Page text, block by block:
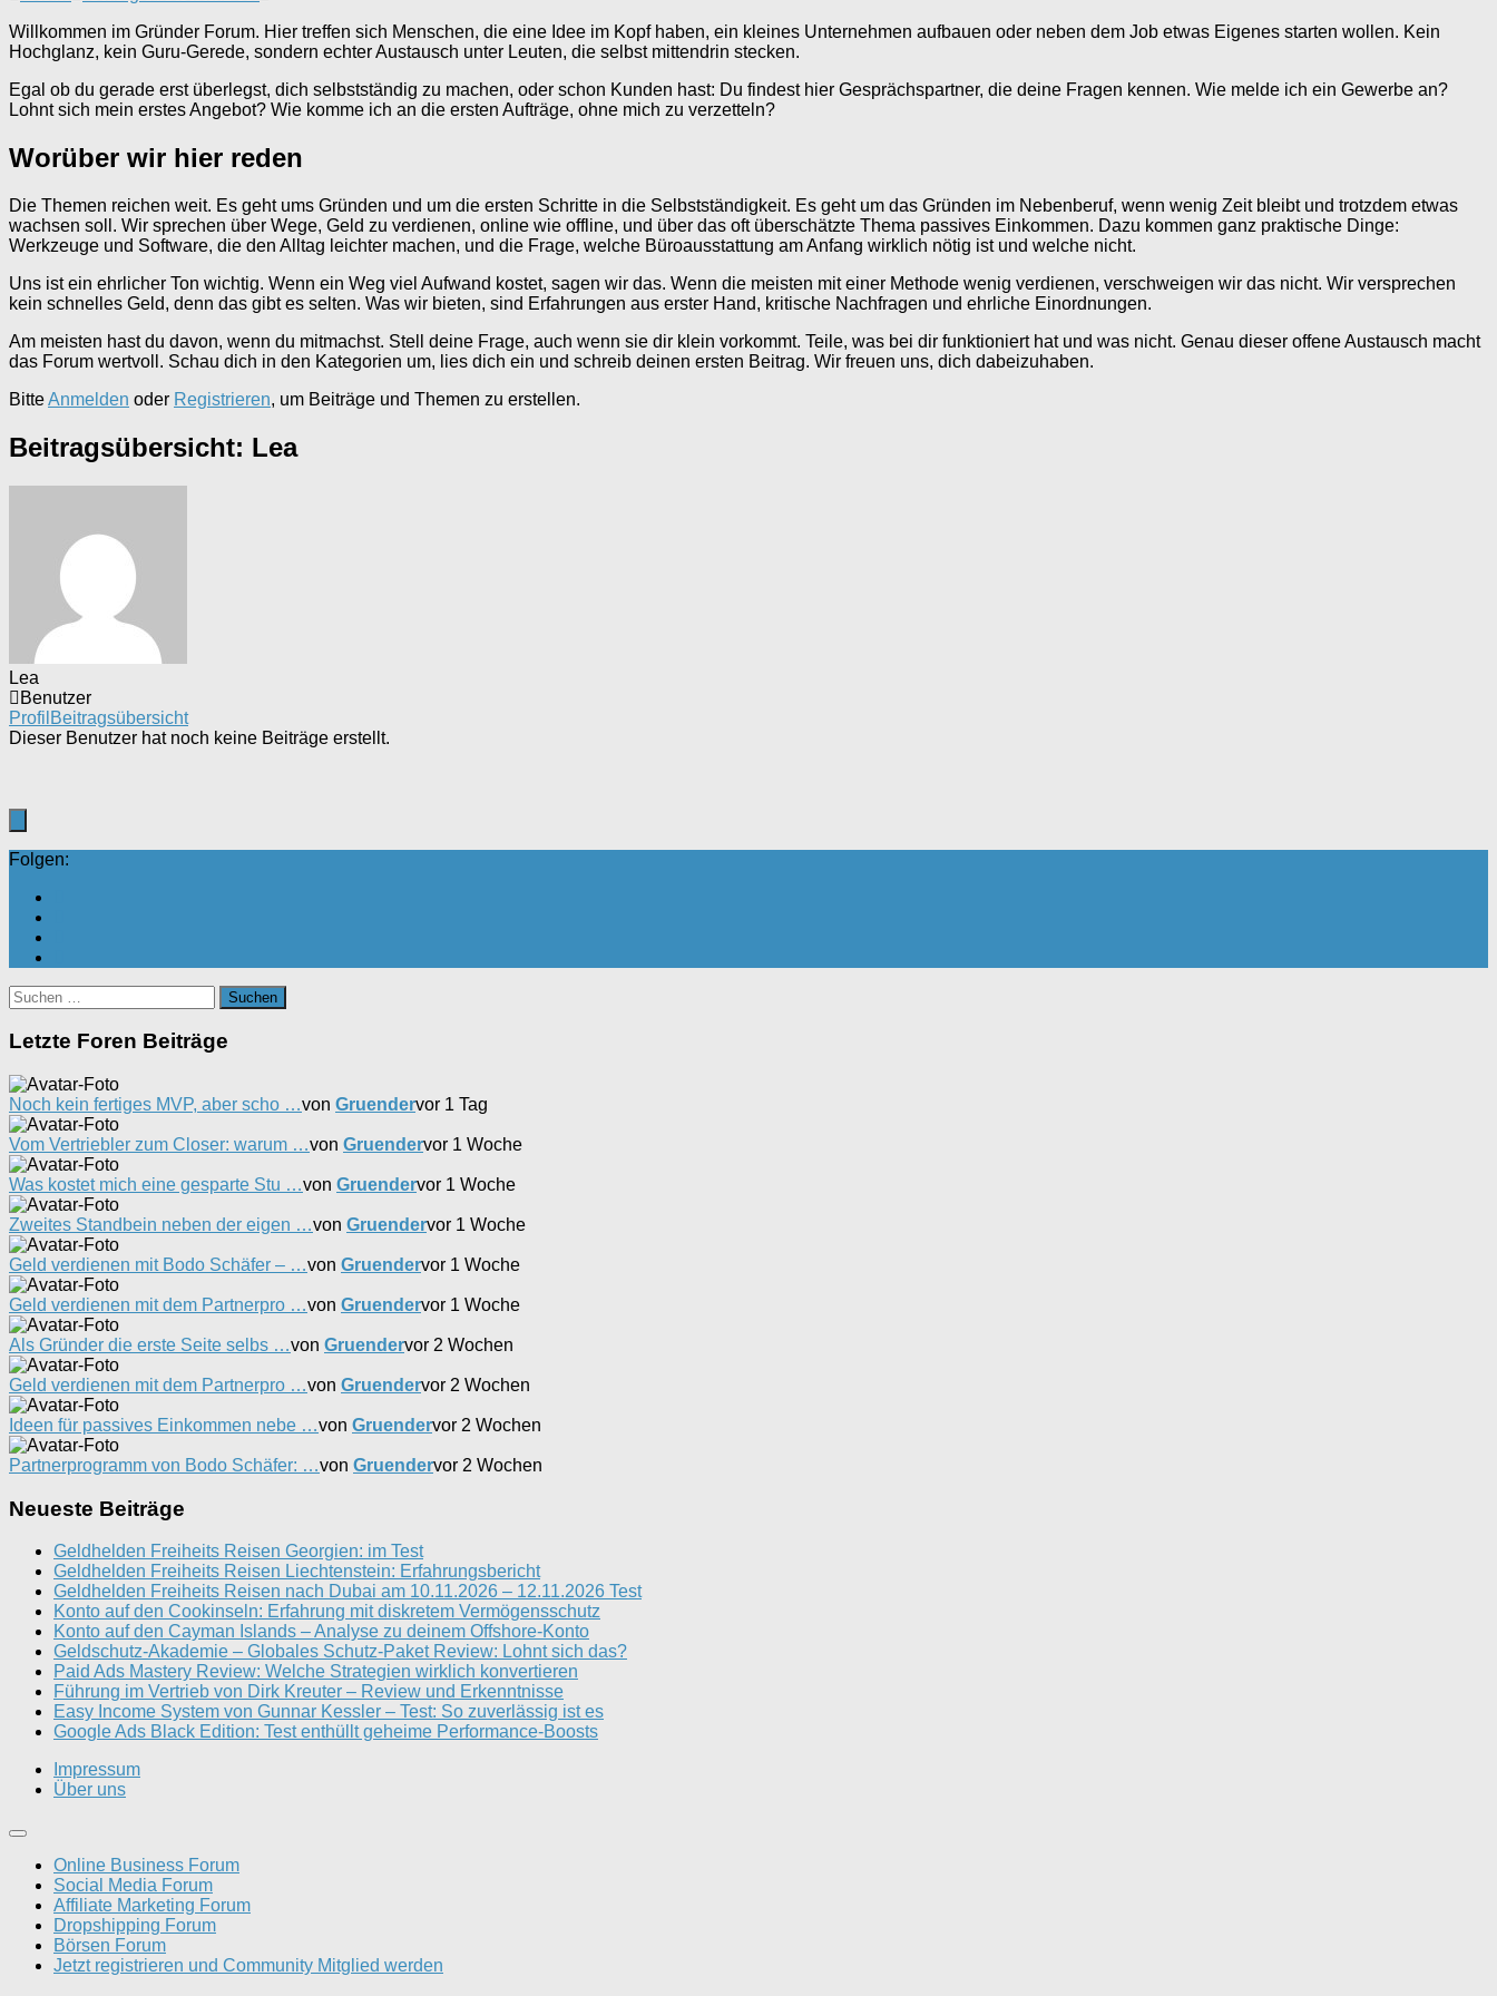
-
Du
hier:
Willkommen im Gründer Forum. Hier treffen sich Menschen, die eine Idee im Kopf haben, ein kleines Unternehmen aufbauen oder neben dem Job etwas Eigenes starten wollen. Kein
Hochglanz, kein Guru-Gerede, sondern echter Austausch unter Leuten, die selbst mittendrin stecken.
Egal ob du gerade erst überlegst, dich selbstständig zu machen, oder schon Kunden hast: Du findest hier Gesprächspartner, die deine Fragen kennen. Wie melde ich ein Gewerbe an?
Lohnt sich mein erstes Angebot? Wie komme ich an die ersten Aufträge, ohne mich zu verzetteln?
Worüber wir hier reden
Die Themen reichen weit. Es geht ums Gründen und um die ersten Schritte in die Selbstständigkeit. Es geht um das Gründen im Nebenberuf, wenn wenig Zeit bleibt und trotzdem etwas
wachsen soll. Wir sprechen über Wege, Geld zu verdienen, online wie offline, und über das oft überschätzte Thema passives Einkommen. Dazu kommen ganz praktische Dinge:
Werkzeuge und Software, die den Alltag leichter machen, und die Frage, welche Büroausstattung am Anfang wirklich nötig ist und welche nicht.
Uns ist ein ehrlicher Ton wichtig. Wenn ein Weg viel Aufwand kostet, sagen wir das. Wenn die meisten mit einer Methode wenig verdienen, verschweigen wir das nicht. Wir versprechen
kein schnelles Geld, denn das gibt es selten. Was wir bieten, sind Erfahrungen aus erster Hand, kritische Nachfragen und ehrliche Einordnungen.
Am meisten hast du davon, wenn du mitmachst. Stell deine Frage, auch wenn sie dir klein vorkommt. Teile, was bei dir funktioniert hat und was nicht. Genau dieser offene Austausch macht
das Forum wertvoll. Schau dich in den Kategorien um, lies dich ein und schreib deinen ersten Beitrag. Wir freuen uns, dich dabeizuhaben.
BitteAnmelden oder Registrieren, um Beiträge und Themen zu erstellen.
Beitragsübersicht: Lea
Lea
Benutzer
Profil Beitragsübersicht
Dieser Benutzer hat noch keine Beiträge erstellt.
Folgen:
Suchen
nach:
Letzte Foren Beiträge
Noch kein fertiges MVP, aber scho …von Gruendervor 1 Tag
Vom Vertriebler zum Closer: warum …von Gruendervor 1 Woche
Was kostet mich eine gesparte Stu …von Gruendervor 1 Woche
Zweites Standbein neben der eigen …von Gruendervor 1 Woche
Geld verdienen mit Bodo Schäfer – …von Gruendervor 1 Woche
Geld verdienen mit dem Partnerpro …von Gruendervor 1 Woche
Als Gründer die erste Seite selbs …von Gruendervor 2 Wochen
Geld verdienen mit dem Partnerpro …von Gruendervor 2 Wochen
Ideen für passives Einkommen nebe …von Gruendervor 2 Wochen
Partnerprogramm von Bodo Schäfer: …von Gruendervor 2 Wochen
Neueste Beiträge
Geldhelden Freiheits Reisen Georgien: im Test
Geldhelden Freiheits Reisen Liechtenstein: Erfahrungsbericht
Geldhelden Freiheits Reisen nach Dubai am 10.11.2026 – 12.11.2026 Test
Konto auf den Cookinseln: Erfahrung mit diskretem Vermögensschutz
Konto auf den Cayman Islands – Analyse zu deinem Offshore-Konto
Geldschutz-Akademie – Globales Schutz-Paket Review: Lohnt sich das?
Paid Ads Mastery Review: Welche Strategien wirklich konvertieren
Führung im Vertrieb von Dirk Kreuter – Review und Erkenntnisse
Easy Income System von Gunnar Kessler – Test: So zuverlässig ist es
Google Ads Black Edition: Test enthüllt geheime Performance-Boosts
Impressum
Über uns
Online Business Forum
Social Media Forum
Affiliate Marketing Forum
Dropshipping Forum
Börsen Forum
Jetzt registrieren und Community Mitglied werden